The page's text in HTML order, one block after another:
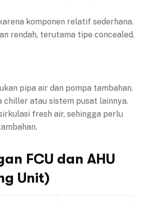
komponen relatif sederhana.
rendah, terutama tipe concealed.
pipa air dan pompa tambahan.
chiller atau sistem pusat lainnya.
fresh air, sehingga perlu
FCU dan AHU
Unit)